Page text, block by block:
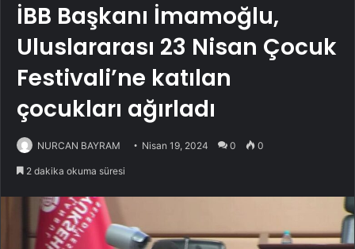
İBB Başkanı İmamoğlu,
Uluslararası 23 Nisan Çocuk
Festivali’ne katılan
çocukları ağırladı
NURCAN BAYRAM Nisan 19, 2024 0 0
2 dakika okuma süresi